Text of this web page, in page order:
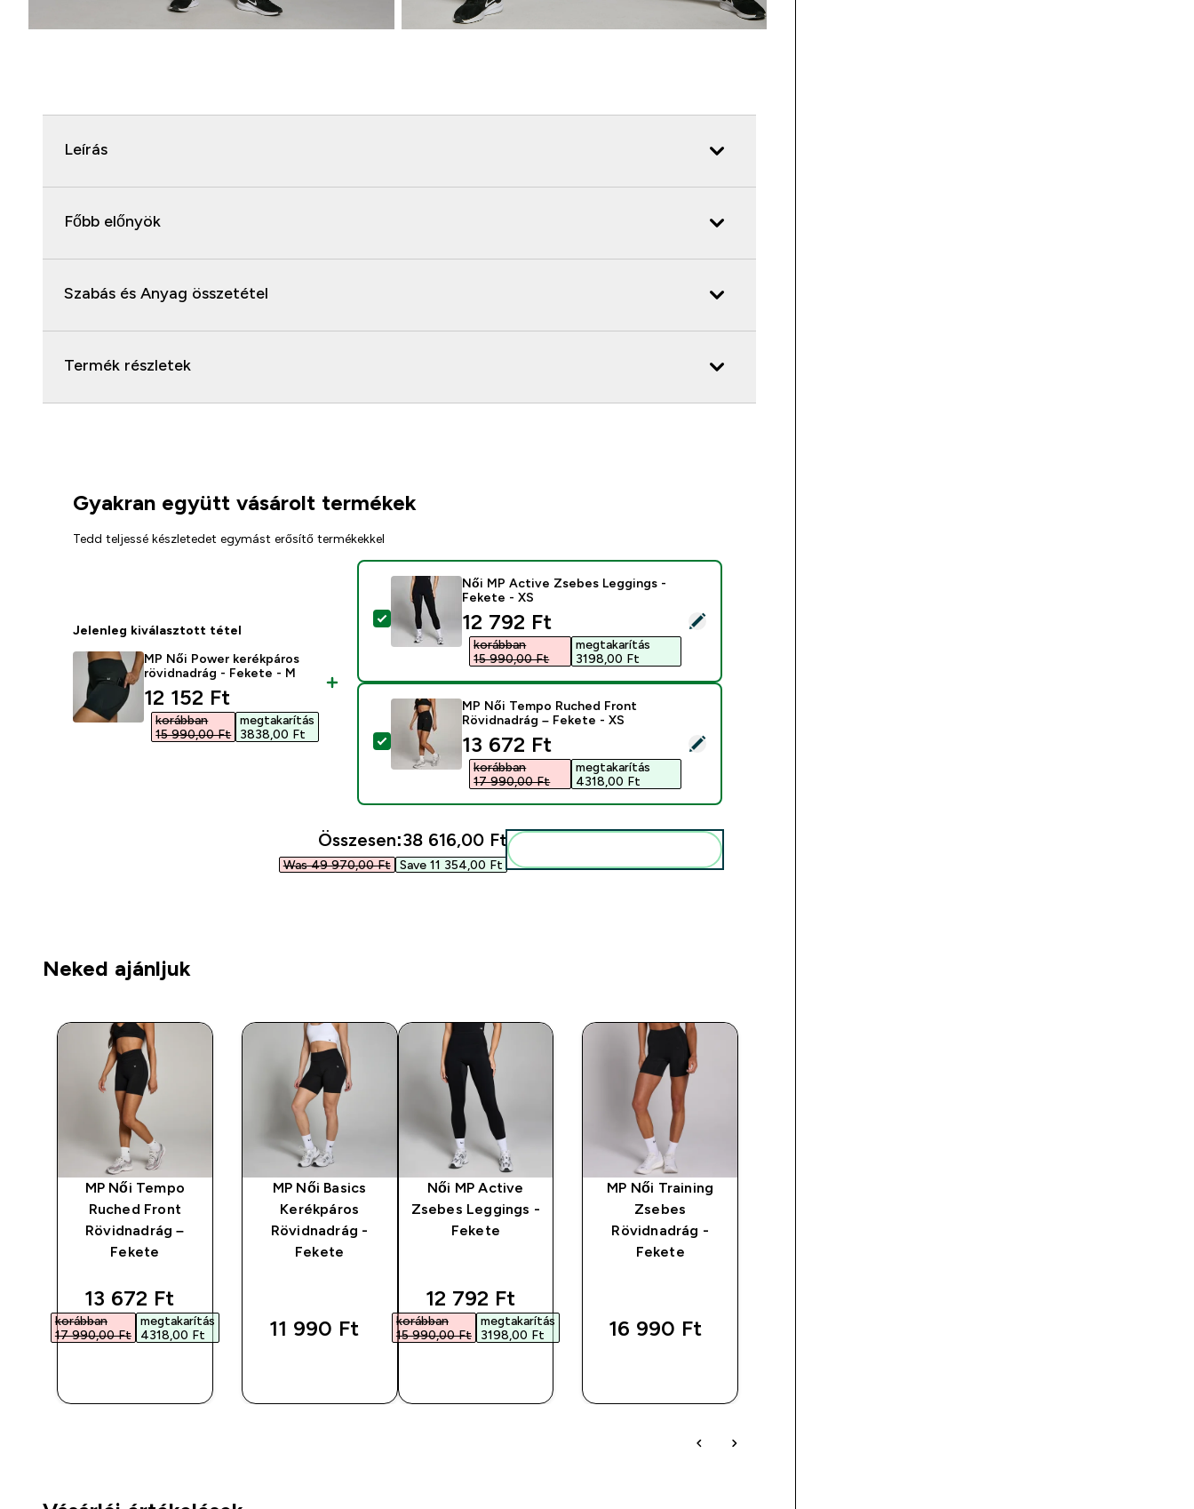
Leírás
Főbb előnyök
Szabás és Anyag összetétel
Termék részletek
Gyakran együtt vásárolt termékek
Tedd teljessé készletedet egymást erősítő termékekkel
Jelenleg kiválasztott tétel
MP Női Power kerékpáros
rövidnadrág - Fekete - M
discounted price
12 152 Ft‎
korábban
15 990,00 Ft‎
megtakarítás
3838,00 Ft‎
Termék kiválasztása - Női MP Active Zsebes Leggings - Fekete - XS
Női MP Active Zsebes Leggings -
Fekete - XS
discounted price
12 792 Ft‎
korábban
15 990,00 Ft‎
megtakarítás
3198,00 Ft‎
Termék kiválasztása - MP Női Tempo Ruched Front Rövidnadrág – Fekete - XS
MP Női Tempo Ruched Front
Rövidnadrág – Fekete - XS
discounted price
13 672 Ft‎
korábban
17 990,00 Ft‎
megtakarítás
4318,00 Ft‎
Összesen:38 616,00 Ft‎
Was 49 970,00 Ft‎ Save 11 354,00 Ft‎
Neked ajánljuk
MP Női Tempo
Ruched Front
Rövidnadrág –
Fekete
discounted price
13 672 Ft‎
korábban
17 990,00 Ft‎
megtakarítás
4318,00 Ft‎
MP Női Basics
Kerékpáros
Rövidnadrág -
Fekete
11 990 Ft‎
Női MP Active
Zsebes Leggings -
Fekete
discounted price
12 792 Ft‎
korábban
15 990,00 Ft‎
megtakarítás
3198,00 Ft‎
MP Női Training
Zsebes
Rövidnadrág -
Fekete
16 990 Ft‎